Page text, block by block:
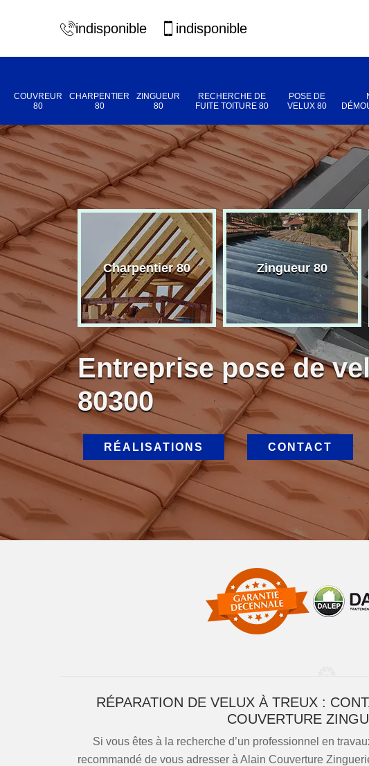
indisponible indisponible
COUVREUR
80
CHARPENTIER
80
ZINGUEUR
80
RECHERCHE DE
FUITE TOITURE 80
POSE DE
VELUX 80
80 Charpentier 80 Zingueur 80
Entreprise pose de
80300
RÉALISATIONS CONTACT
RÉPARATION DE VELUX À TREUX :
COUVERTURE
Si vous êtes à la recherche d’un professionnel en
recommandé de vous adresser à Alain Couverture